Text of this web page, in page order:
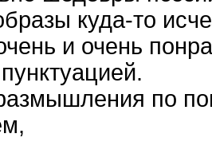
куда-то
и очень
по